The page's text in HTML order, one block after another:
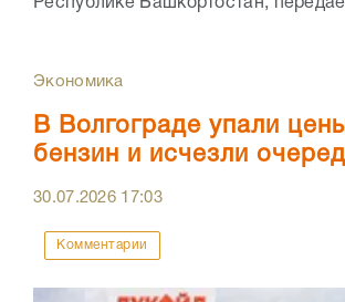
Республике Башкортостан,
Экономика
В Волгограде упали
бензин и исчезли
30.07.2026 17:03
Комментарии